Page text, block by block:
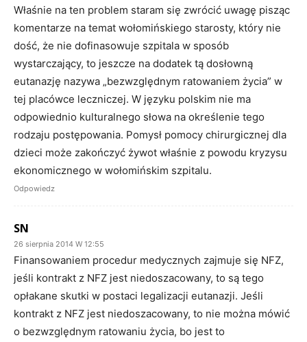
Właśnie na ten problem staram się zwrócić uwagę pisząc
komentarze na temat wołomińskiego starosty, który nie
dość, że nie dofinasowuje szpitala w sposób
wystarczający, to jeszcze na dodatek tą dosłowną
eutanazję nazywa „bezwzględnym ratowaniem życia” w
tej placówce leczniczej. W języku polskim nie ma
odpowiednio kulturalnego słowa na określenie tego
rodzaju postępowania. Pomysł pomocy chirurgicznej dla
dzieci może zakończyć żywot właśnie z powodu kryzysu
ekonomicznego w wołomińskim szpitalu.
Odpowiedz
SN
26 sierpnia 2014 W 12:55
Finansowaniem procedur medycznych zajmuje się NFZ,
jeśli kontrakt z NFZ jest niedoszacowany, to są tego
opłakane skutki w postaci legalizacji eutanazji. Jeśli
kontrakt z NFZ jest niedoszacowany, to nie można mówić
o bezwzględnym ratowaniu życia, bo jest to